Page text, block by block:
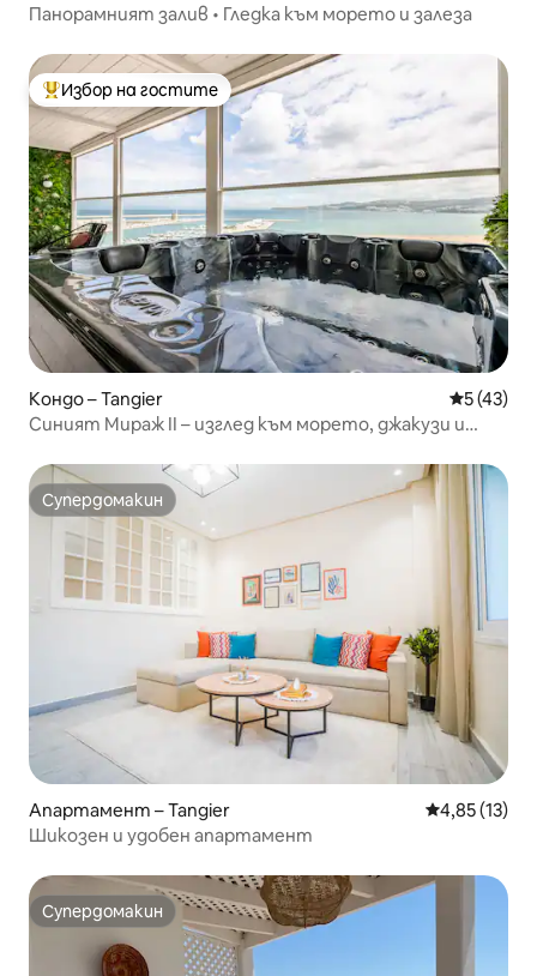
Панорамният залив • Гледка към морето и залеза
Най-популярен избор на гостите
Избор на гостите
Кондо – Tangier Средна
5 (43)
Синият Мираж II – изглед към морето, джакузи и
Супердомакин
Супердомакин
Апартамент – Tangier Средна
4,85 (13)
Шикозен и удобен апартамент
Супердомакин
Супердомакин